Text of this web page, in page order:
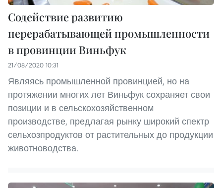
Содействие развитию
перерабатывающей промышленности
в провинции Виньфук
21/08/2020 10:31
Являясь промышленной провинцией, но на
протяжении многих лет Виньфук сохраняет свои
позиции и в сельскохозяйственном
производстве, предлагая рынку широкий спектр
сельхозпродуктов от растительных до продукции
животноводства.